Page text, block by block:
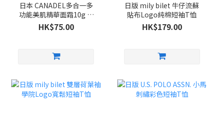
日本 CANADEL多合一多
功能美肌精華面霜10g (1
套3個，隨機出貨)
HK$75.00
日版 mily bilet 牛仔流蘇
貼布Logo純棉短袖T恤
HK$179.00